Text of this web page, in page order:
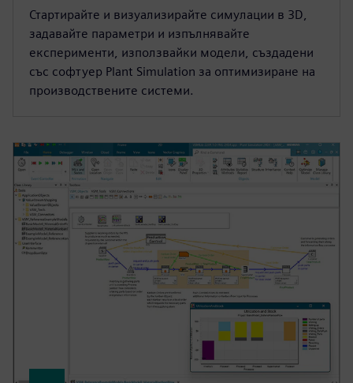
Стартирайте и визуализирайте симулации в 3D,
задавайте параметри и изпълнявайте
експерименти, използвайки модели, създадени
със софтуер Plant Simulation за оптимизиране на
производствените системи.